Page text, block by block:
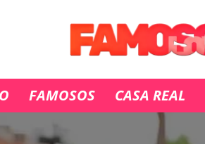
FAMOSOS CASA REAL